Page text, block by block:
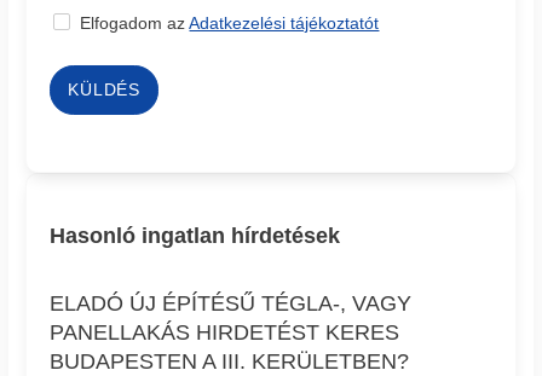
Elfogadom azAdatkezelési tájékoztatót
KÜLDÉS
Hasonló ingatlan hírdetések
ELADÓ ÚJ ÉPÍTÉSŰ TÉGLA-, VAGY
PANELLAKÁS HIRDETÉST KERES
BUDAPESTEN A III. KERÜLETBEN?